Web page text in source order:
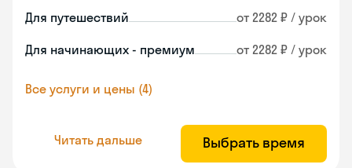
Для путешествий от 2282 ₽ / урок
Для начинающих - премиум от 2282 ₽ / урок
Все услуги и цены (4)
Читать дальше Выбрать время